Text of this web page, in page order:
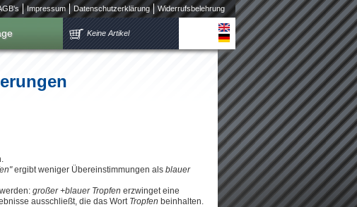
Impressum Datenschutzerklärung Widerrufsbelehrung
Keine Artikel
ergibt weniger Übereinstimmungen als blauer
großer +blauer Tropfen erzwinget eine
ausschließt, die das Wort Tropfen beinhalten.